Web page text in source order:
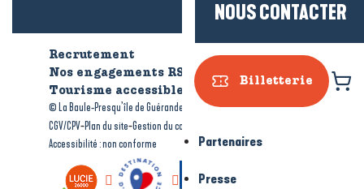
NOUS CONTACTER
Billetterie
Partenaires
Presse
Recrutement
Qui sommes-nous ?
Nos engagements RSE
Tourisme accessible
© La Baule-Presqu’île de Guérande tourisme-Mentions légales-
CGV/CPV-Plan du site-Gestion du consentement
Accessibilité : non conforme